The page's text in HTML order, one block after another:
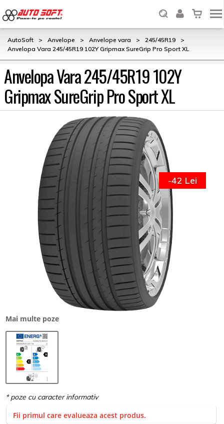
AutoSoft > Anvelope > Anvelope vara > 245/45R19
>
Anvelopa Vara 245/45R19 102Y Gripmax SureGrip Pro Sport XL
Anvelopa Vara 245/45R19 102Y
Gripmax SureGrip Pro Sport XL
Mai multe poze
-42 Lei
Fii primul care evalueaza acest produs.